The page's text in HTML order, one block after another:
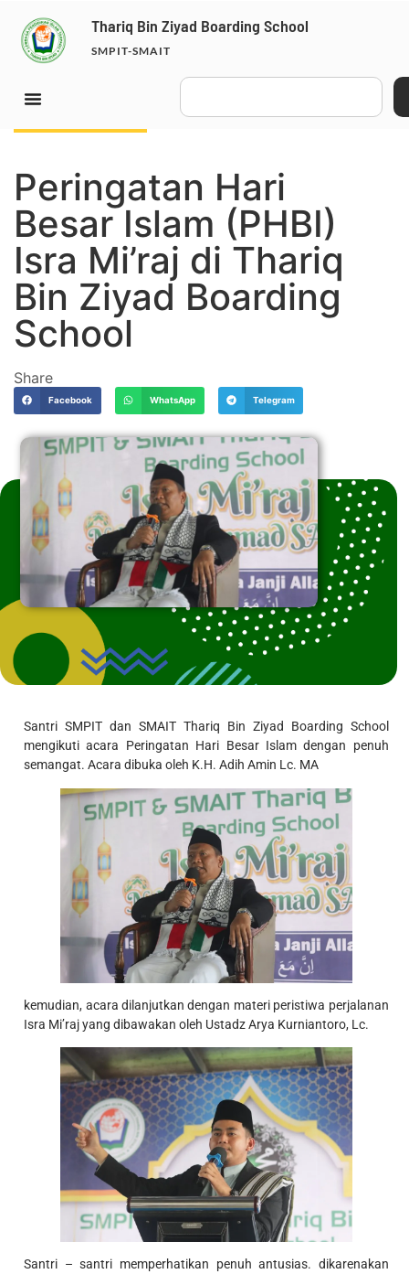
Thariq Bin Ziyad Boarding School
SMPIT-SMAIT
Peringatan Hari
Besar Islam (PHBI)
Isra Mi’raj di Thariq
Bin Ziyad Boarding
School
Share
Facebook WhatsApp Telegram
Santri SMPIT dan SMAIT Thariq Bin Ziyad Boarding School
mengikuti acara Peringatan Hari Besar Islam dengan penuh
semangat. Acara dibuka oleh K.H. Adih Amin Lc. MA
kemudian, acara dilanjutkan dengan materi peristiwa perjalanan
Isra Mi’raj yang dibawakan oleh Ustadz Arya Kurniantoro, Lc.
Santri – santri memperhatikan penuh antusias. dikarenakan